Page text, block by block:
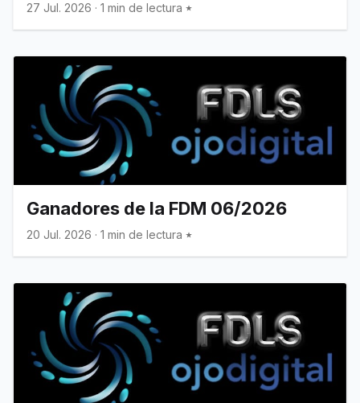
27 Jul. 2026 · 1 min de lectura
Ganadores de la FDM 06/2026
20 Jul. 2026 · 1 min de lectura